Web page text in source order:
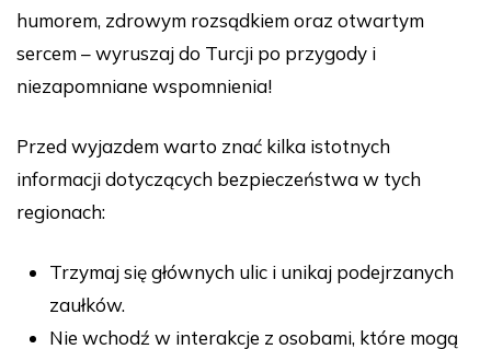
humorem, zdrowym rozsądkiem oraz otwartym
sercem – wyruszaj do Turcji po przygody i
niezapomniane wspomnienia!
Przed wyjazdem warto znać kilka istotnych
informacji dotyczących bezpieczeństwa w tych
regionach:
Trzymaj się głównych ulic i unikaj podejrzanych
zaułków.
Nie wchodź w interakcje z osobami, które mogą